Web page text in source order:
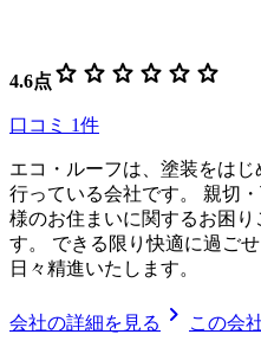
4.6点 star star star star star star
口コミ 1件
エコ・ルーフは、塗装をは
行っている会社です。 親切
様のお住まいに関するお困
す。 できる限り快適に過ご
日々精進いたします。
会社の詳細を見る chevron_right この会